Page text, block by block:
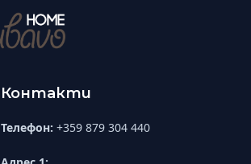
Контакти
Телефон: +359 879 304 440